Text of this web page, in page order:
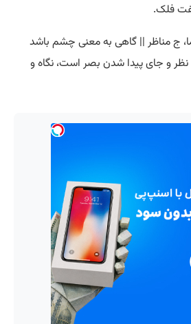
فلک.
ج مناظر || گاهی به معنی چشم باشد
و جای پیدا شدن بصر است، نگاه و